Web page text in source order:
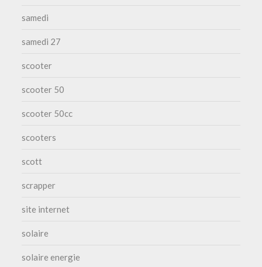
samedi
samedi 27
scooter
scooter 50
scooter 50cc
scooters
scott
scrapper
site internet
solaire
solaire energie